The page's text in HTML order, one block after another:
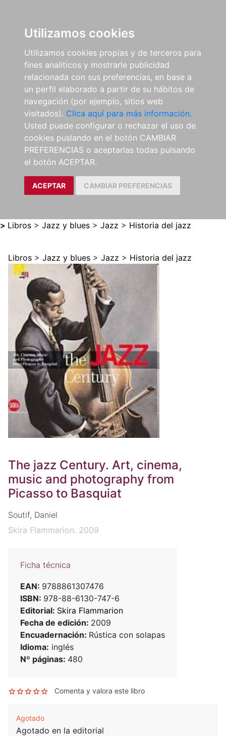
Utilizamos cookies
Utilizamos cookies propias y de terceros para
fines analíticos y mostrarle publicidad
relacionada con sus preferencias, en base a
un perfil elaborado a partir de su hábitos de
navegación (por ejemplo, sitios web
visitados). Clica aquí para más información.
Usted puede configurar o rechazar el uso de
cookies puslando en el botón CAMBIAR
PREFERENCIAS o aceptarlas todas pulsando
el botón ACEPTAR.
ACEPTAR CAMBIAR PREFERENCIAS
> Libros > Jazz y blues > Jazz > Historia del jazz
Libros > Jazz y blues > Jazz > Historia del jazz
The jazz Century. Art, cinema,
music and photography from
Picasso to Basquiat
Soutif, Daniel
Skira Flammarion. 2009
Ficha técnica
EAN: 9788861307476
ISBN: 978-88-6130-747-6
Editorial: Skira Flammarion
Fecha de edición: 2009
Encuadernación: Rústica con solapas
Idioma: inglés
Nº páginas: 480
Comenta y valora este libro
Agotado
Agotado en la editorial